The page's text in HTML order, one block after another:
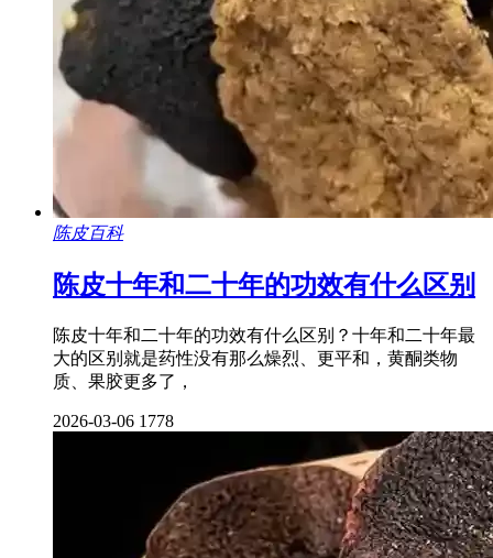
陈皮百科
陈皮十年和二十年的功效有什么区别
陈皮十年和二十年的功效有什么区别？十年和二十年最
大的区别就是药性没有那么燥烈、更平和，黄酮类物
质、果胶更多了，
2026-03-06 1778